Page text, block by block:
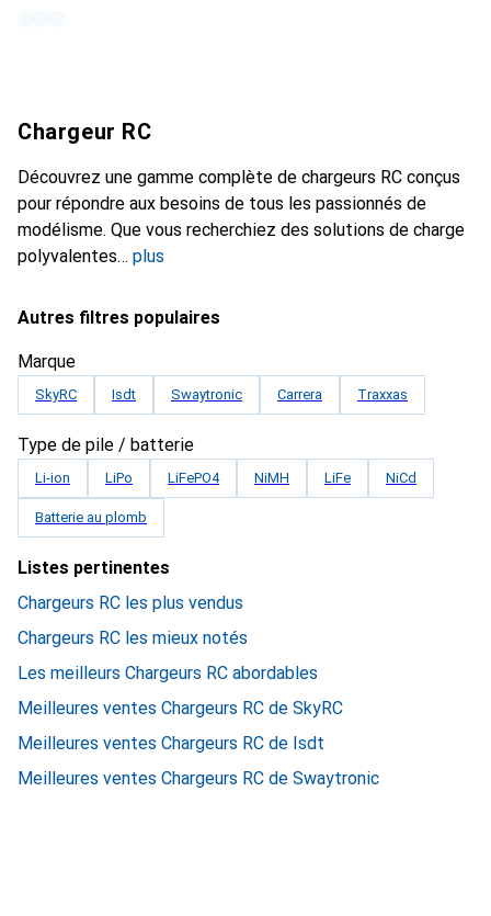
Chargeur RC
Découvrez une gamme complète de chargeurs RC conçus
pour répondre aux besoins de tous les passionnés de
modélisme. Que vous recherchiez des solutions de charge
polyvalentes
plus
Autres filtres populaires
Marque
SkyRC Isdt Swaytronic Carrera Traxxas
Type de pile / batterie
Li-ion LiPo LiFePO4 NiMH LiFe NiCd
Batterie au plomb
Listes pertinentes
Chargeurs RC les plus vendus
Chargeurs RC les mieux notés
Les meilleurs Chargeurs RC abordables
Meilleures ventes Chargeurs RC de SkyRC
Meilleures ventes Chargeurs RC de Isdt
Meilleures ventes Chargeurs RC de Swaytronic